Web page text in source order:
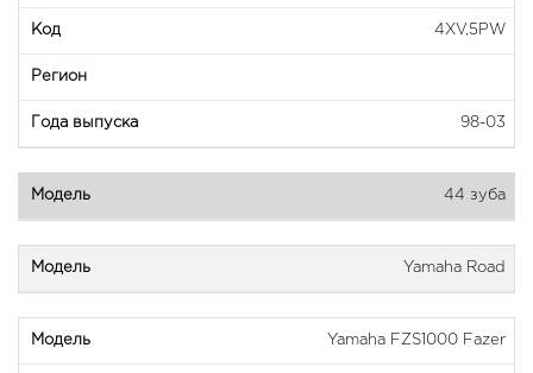
4XV,5PW
98-03
44 зуба
Yamaha Road
Yamaha FZS1000 Fazer